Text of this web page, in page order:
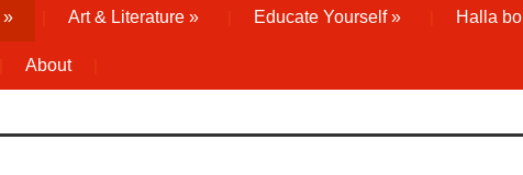
» Art & Literature » Educate Yourself» Halla bol
About